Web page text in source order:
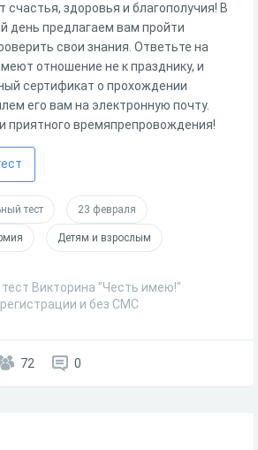
счастья, здоровья и благополучия! В
день предлагаем вам пройти
свои знания. Ответьте на
отношение не к празднику, и
сертификат о прохождении
его вам на электронную почту.
приятного времяпрепровождения!
тест 23 февраля
Детям и взрослым
Викторина "Честь имею!"
и без СМС
72 0